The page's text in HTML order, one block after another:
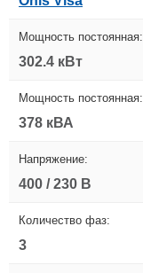
Мощность постоянная:
302.4 кВт
Мощность постоянная:
378 кВА
Напряжение:
400 / 230 В
Количество фаз:
3